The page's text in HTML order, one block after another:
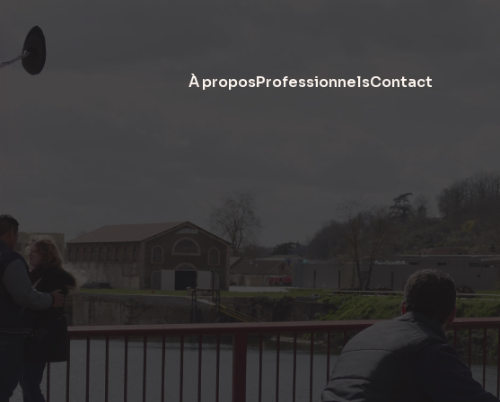
À proposProfessionnelsContact